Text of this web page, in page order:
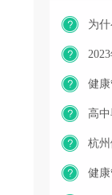
高
杭
健